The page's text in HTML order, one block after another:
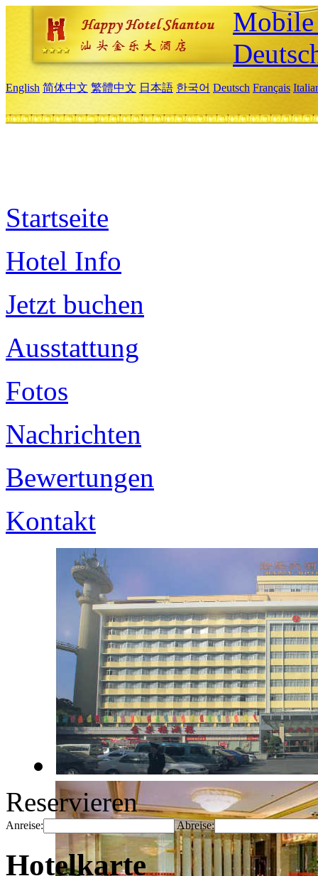
English 简体中文 繁體中文 日本語 한국어 Deutsch Français
Startseite
Hotel Info
Jetzt buchen
Ausstattung
Fotos
Nachrichten
Bewertungen
Kontakt
Reservieren
Anreise: Abreise:
Hotelkarte